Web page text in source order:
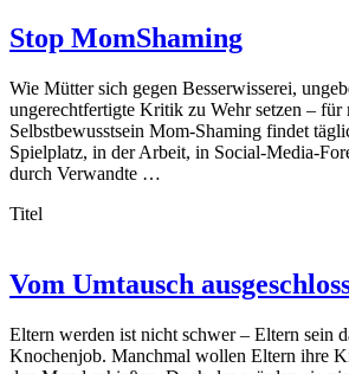
Stop MomShaming
Wie Mütter sich gegen Besserwisserei,
ungerechtfertigte Kritik zu Wehr setzen – für
Selbstbewusstsein Mom-Shaming findet
Spielplatz, in der Arbeit, in Social-Media-
durch Verwandte …
Titel
Vom Umtausch
Eltern werden ist nicht schwer – Eltern sein
Knochenjob. Manchmal wollen Eltern ihre